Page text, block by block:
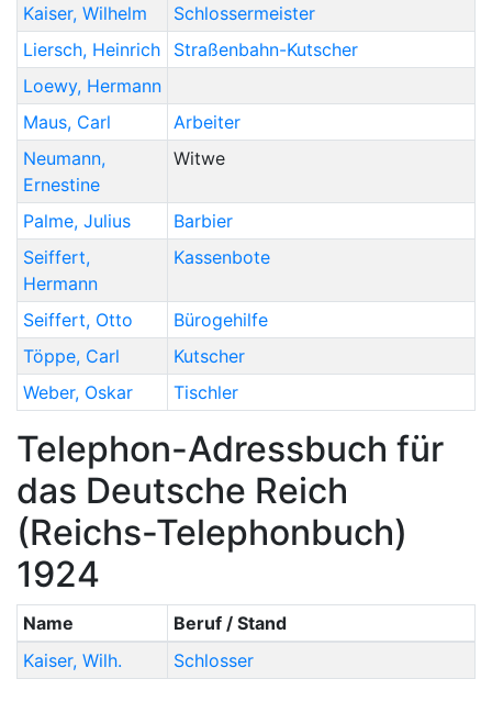
Kaiser, Wilhelm
Schlossermeister
Liersch, Heinrich
Straßenbahn-Kutscher
Loewy, Hermann
Maus, Carl
Arbeiter
Neumann,
Ernestine
Witwe
Palme, Julius
Barbier
Seiffert,
Hermann
Kassenbote
Seiffert, Otto
Bürogehilfe
Töppe, Carl
Kutscher
Weber, Oskar Tischler
Telephon-Adressbuch für
das Deutsche Reich
(Reichs-Telephonbuch)
1924
Name
Beruf / Stand
Kaiser, Wilh. Schlosser